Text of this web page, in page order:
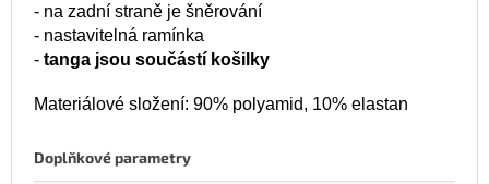
- na zadní straně je šněrování
- nastavitelná ramínka
- tanga jsou součástí košilky
Materiálové složení: 90% polyamid, 10% elastan
Doplňkové parametry